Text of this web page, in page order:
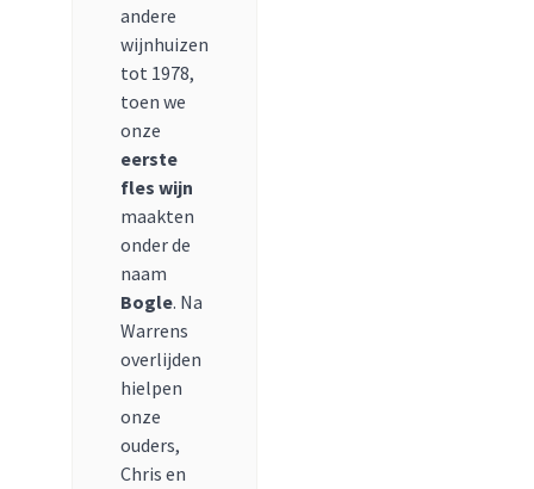
andere
wijnhuizen
tot 1978,
toen we
onze
eerste
fles wijn
maakten
onder de
naam
Bogle. Na
Warrens
overlijden
hielpen
onze
ouders,
Chris en